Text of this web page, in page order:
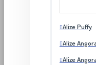
Alize Puffy
Alize
Alize